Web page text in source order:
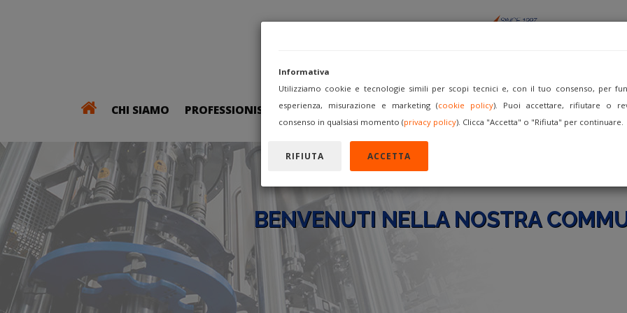
CHI SIAMO PROFESSIONISTI ACQUISTA VENDI COME FORUM REGISTRATI
BENVENUTI NELLA NOSTRA
Informativa
Utilizziamo cookie e tecnologie simili per scopi tecnici e, con il tuo consenso, per
esperienza, misurazione e marketing (cookie policy). Puoi accettare, rifiutare o
consenso in qualsiasi momento (privacy policy). Clicca "Accetta" o "Rifiuta" per continuare.
RIFIUTA ACCETTA